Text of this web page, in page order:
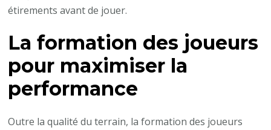
étirements avant de jouer.
La formation des joueurs
pour maximiser la
performance
Outre la qualité du terrain, la formation des joueurs